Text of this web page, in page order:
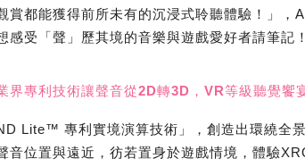
賞都能獲得前所未有的沉浸式聆聽體驗！」，
感受「聲」歷其境的音樂與遊戲愛好者請筆記！
界專利技術讓聲音從2D轉3D，VR等級聽覺饗
Lite™ 專利實境演算技術」，創造出環繞全
音位置與遠近，彷若置身於遊戲情境，體驗